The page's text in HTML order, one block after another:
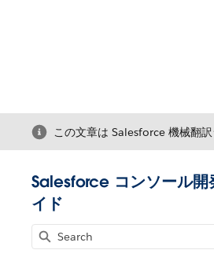
この文章は Salesforce 機械翻
Salesforce コンソール開
イド